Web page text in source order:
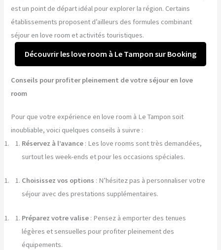
est un point de départ idéal pour explorer la région. Certains
établissements proposent d’ailleurs des formules combinant
séjour en love room et activités touristiques.
Découvrir les love room à Le Tampon sur Booking
Conseils pour profiter pleinement de votre séjour en love
room
Pour que votre expérience en love room à Le Tampon soit
inoubliable, voici quelques conseils à suivre :
Réservez à l’avance : Les love rooms sont très demandées,
surtout les week-ends et pour les occasions spéciales.
Choisissez vos options : N’hésitez pas à personnaliser votre
séjour avec des prestations supplémentaires.
Préparez votre valise : Pensez à emporter des tenues
légères et sensuelles pour profiter pleinement des
équipements.